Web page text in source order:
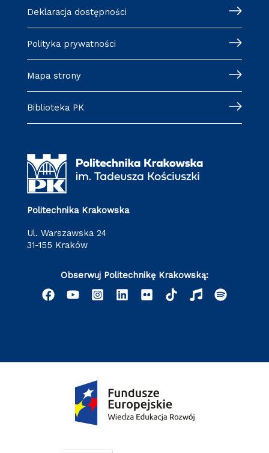
Deklaracja dostępności
Polityka prywatności
Mapa strony
Biblioteka PK
Politechnika Krakowska
ul. Warszawska 24
31-155 Kraków
Obserwuj Politechnikę Krakowską: